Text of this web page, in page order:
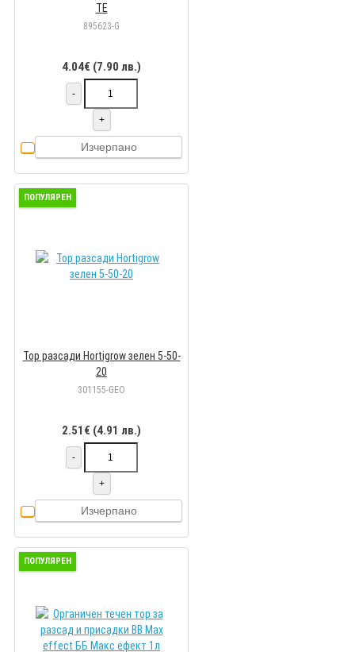
TE
895623-G
4.04€ (7.90 лв.)
-
+
Изчерпано
ПОПУЛЯРЕН
Тор разсади Hortigrow зелен 5-50-
20
301155-GEO
2.51€ (4.91 лв.)
-
+
Изчерпано
ПОПУЛЯРЕН